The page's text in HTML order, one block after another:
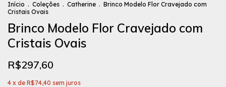
Início . Coleções . Catherine . Brinco Modelo Flor Cravejado com
Cristais Ovais
Brinco Modelo Flor Cravejado com
Cristais Ovais
R$297,60
4 x de R$74,40 sem juros